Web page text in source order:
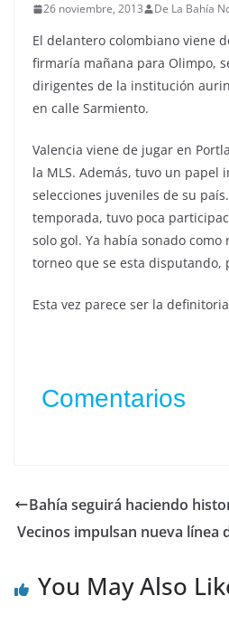
26 noviembre, 2013 De La Bahía
El delantero colombiano viene
firmaría mañana para Olimpo,
dirigentes de la institución
en calle Sarmiento.
Valencia viene de jugar en
la MLS. Además, tuvo un papel
selecciones juveniles de su
temporada, tuvo poca
solo gol. Ya había sonado como
torneo que se esta disputando,
Esta vez parece ser la
Comentarios
Bahía seguirá haciendo
Vecinos impulsan nueva línea
You May Also